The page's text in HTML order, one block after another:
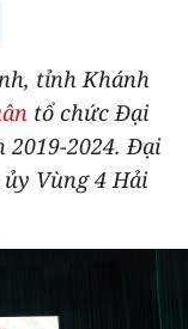
tỉnh Khánh
tổ chức Đại
2019-2024. Đại
Vùng 4 Hải